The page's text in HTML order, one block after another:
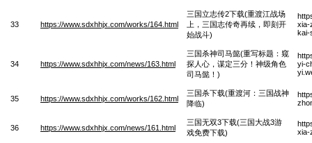
33 https://www.sdxhhjx.com/works/164.html
三国立志传2下载(重渡江战场
上，三国志传奇再续，即刻开
始战斗)
xia-
kai-
34 https://www.sdxhhjx.com/news/163.html
三国杀神司马懿(重写标题：窥
探人心，谋定三分！神级角色
司马懿！)
yi-
35 https://www.sdxhhjx.com/works/162.html
三国杀下载(重渡河：三国战神
降临)
36 https://www.sdxhhjx.com/news/161.html
三国无双3下载(三国大战3游
戏免费下载)
xia-